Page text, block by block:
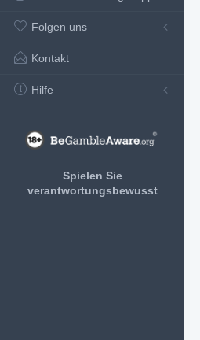
Folgen uns
Kontakt
Hilfe
Spielen Sie
verantwortungsbewusst